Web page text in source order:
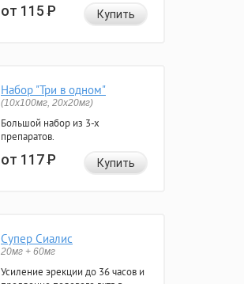
от 115Р Купить
Набор "Три в одном"
(10x100мг, 20x20мг)
Большой набор из 3-х
препаратов.
от 117Р Купить
Супер Сиалис
20мг + 60мг
Усиление эрекции до 36 часов и